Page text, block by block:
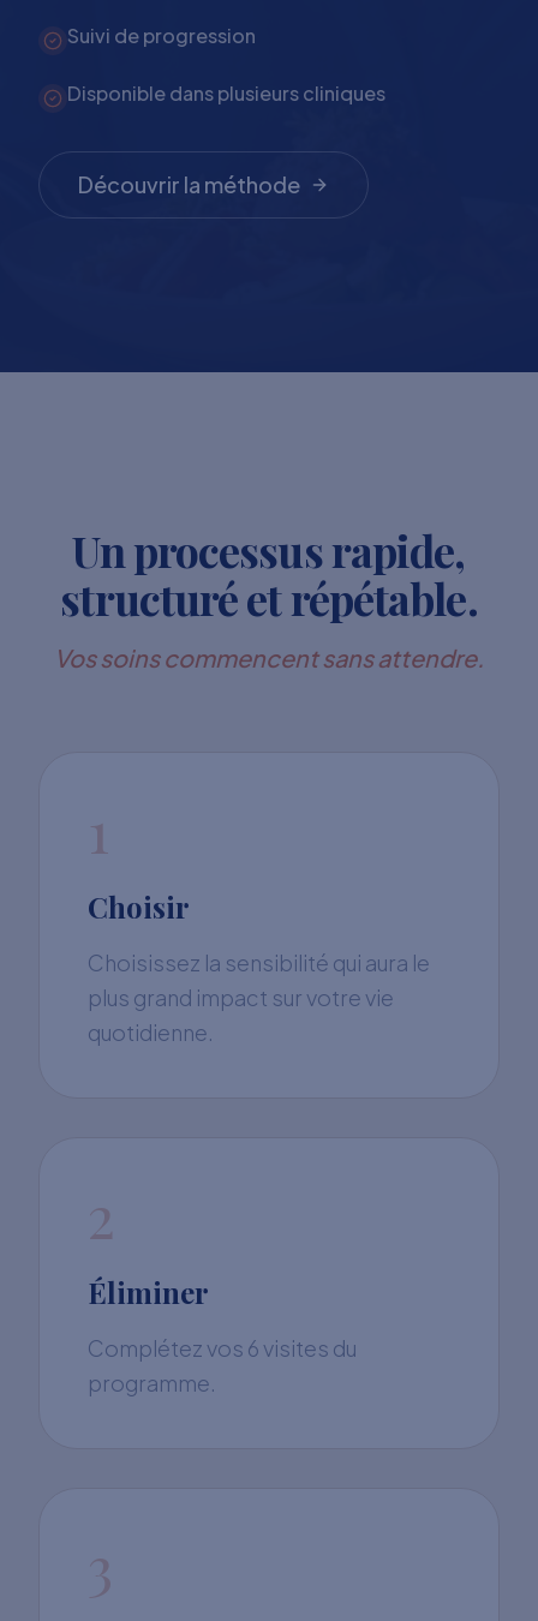
Suivi de progression
Disponible dans plusieurs cliniques
Découvrir la méthode
Un processus rapide,
structuré et répétable.
Vos soins commencent sans attendre.
1
Choisir
Choisissez la sensibilité qui aura le
plus grand impact sur votre vie
quotidienne.
2
Éliminer
Complétez vos 6 visites du
programme.
3